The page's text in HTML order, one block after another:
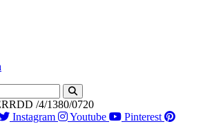
/4/1380/0720
Instagram Youtube
Pinterest